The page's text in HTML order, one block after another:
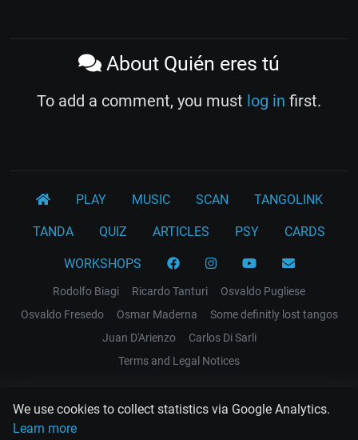
We use cookies to collect statistics via Google Analytics.
Learn more
About Quién eres tú
To add a comment, you must log in first.
PLAY MUSIC SCAN TANGOLINK
TANDA QUIZ ARTICLES PSY CARDS
WORKSHOPS
Rodolfo Biagi Ricardo Tanturi
Osvaldo Pugliese
Osvaldo Fresedo
Osmar Maderna
Some definitly lost tangos
Juan D'Arienzo
Carlos Di Sarli
Terms and Legal Notices
EL RECODO TANGO